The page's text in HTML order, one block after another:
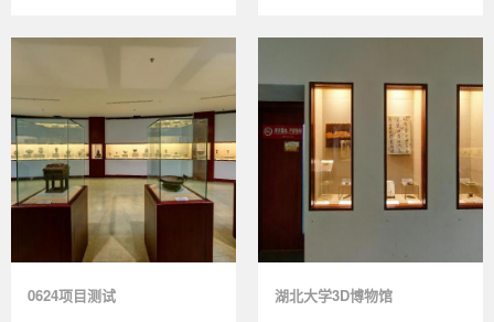
0624项目测试 湖北大学3D博物馆